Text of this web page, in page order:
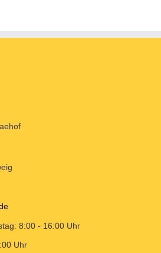
8:00 - 16:00 Uhr
Uhr